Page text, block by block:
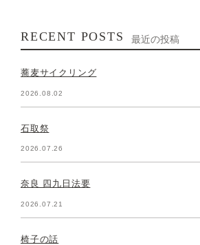
RECENT POSTS 最近の投稿
蕎麦サイクリング
2026.08.02
石取祭
2026.07.26
奈良 四九日法要
2026.07.21
椅子の話